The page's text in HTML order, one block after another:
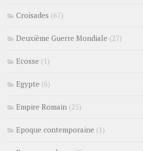
Croisades (67)
Deuxième Guerre Mondiale (27)
Ecosse (1)
Egypte (6)
Empire Romain (25)
Epoque contemporaine (1)